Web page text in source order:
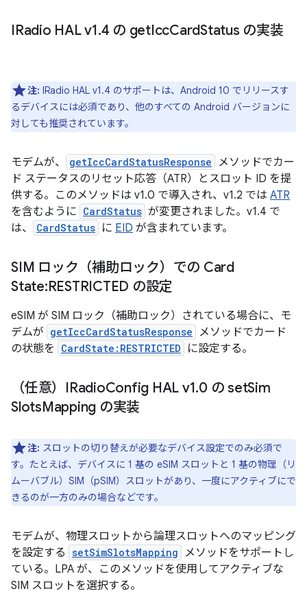
IRadio HAL v1.4 の getIccCardStatus の実装
注: IRadio HAL v1.4 のサポートは、Android 10 でリリースす
るデバイスには必須であり、他のすべての Android バージョンに
対しても推奨されています。
モデムが、 getIccCardStatusResponse
メソッドでカー
ド ステータスのリセット応答（ATR）とスロット ID を提
供する。このメソッドは v1.0 で導入され、v1.2 では ATR
を含むように CardStatus が変更されました。v1.4 で
は、
CardStatus に EID が含まれています。
SIM ロック（補助ロック）での Card
State:RESTRICTED の設定
eSIM が SIM ロック（補助ロック）されている場合に、モ
デムが getIccCardStatusResponse
メソッドでカード
の状態を
CardState:RESTRICTED に設定する。
（任意）IRadioConfig HAL v1.0 の setSim
SlotsMapping の実装
注: スロットの切り替えが必要なデバイス設定でのみ必須で
す。たとえば、デバイスに 1 基の eSIM スロットと 1 基の物理（リ
ムーバブル）SIM（pSIM）スロットがあり、一度にアクティブにで
きるのが一方のみの場合などです。
モデムが、物理スロットから論理スロットへのマッピング
を設定する setSimSlotsMapping
メソッドをサポートし
ている。LPA が、このメソッドを使用してアクティブな
SIM スロットを選択する。